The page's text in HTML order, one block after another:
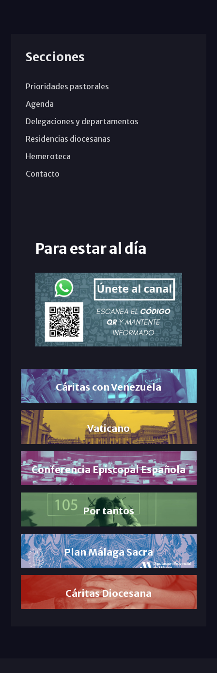
Secciones
Prioridades pastorales
Agenda
Delegaciones y departamentos
Residencias diocesanas
Hemeroteca
Contacto
Para estar al día
Cáritas con Venezuela
Vaticano
Conferencia Episcopal Española
Por tantos
Plan Málaga Sacra
Cáritas Diocesana